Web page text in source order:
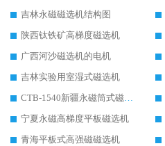
吉林永磁磁选机结构图
陕西钛铁矿高梯度磁选机
广西河沙磁选机的电机
吉林实验用室湿式磁选机
CTB-1540新疆永磁筒式磁选机
宁夏永磁高梯度平板磁选机
青海平板式高强磁磁选机